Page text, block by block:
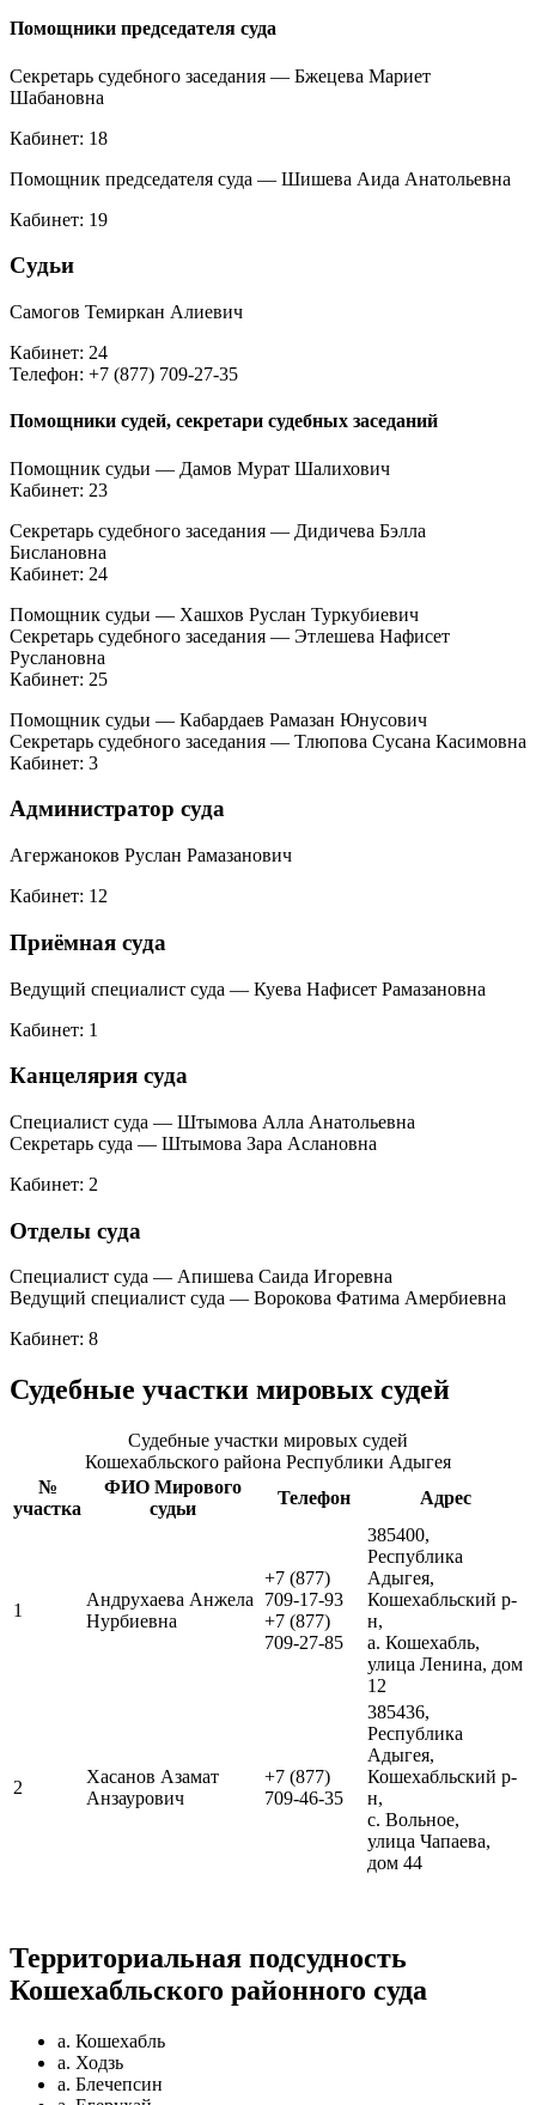
Помощники председателя суда
Секретарь судебного заседания — Бжецева Мариет
Шабановна
Кабинет: 18
Помощник председателя суда — Шишева Аида Анатольевна
Кабинет: 19
Судьи
Самогов Темиркан Алиевич
Кабинет: 24
Телефон: +7 (877) 709-27-35
Помощники судей, секретари судебных заседаний
Помощник судьи — Дамов Мурат Шалихович
Кабинет: 23
Секретарь судебного заседания — Дидичева Бэлла
Бислановна
Кабинет: 24
Помощник судьи — Хашхов Руслан Туркубиевич
Секретарь судебного заседания — Этлешева Нафисет
Руслановна
Кабинет: 25
Помощник судьи — Кабардаев Рамазан Юнусович
Секретарь судебного заседания — Тлюпова Сусана Касимовна
Кабинет: 3
Администратор суда
Агержаноков Руслан Рамазанович
Кабинет: 12
Приёмная суда
Ведущий специалист суда — Куева Нафисет Рамазановна
Кабинет: 1
Канцелярия суда
Специалист суда — Штымова Алла Анатольевна
Секретарь суда — Штымова Зара Аслановна
Кабинет: 2
Отделы суда
Специалист суда — Апишева Саида Игоревна
Ведущий специалист суда — Ворокова Фатима Амербиевна
Кабинет: 8
Судебные участки мировых судей
Судебные участки мировых судей
Кошехабльского района Республики Адыгея
№
участка
ФИО Мирового
судьи
Телефон Адрес
1
Андрухаева Анжела
Нурбиевна
+7 (877)
709-17-93
+7 (877)
709-27-85
385400,
Республика
Адыгея,
Кошехабльский р-
н,
а. Кошехабль,
улица Ленина, дом
12
2
Хасанов Азамат
Анзаурович
+7 (877)
709-46-35
385436,
Республика
Адыгея,
Кошехабльский р-
н,
с. Вольное,
улица Чапаева,
дом 44
Территориальная подсудность
Кошехабльского районного суда
а. Кошехабль
а. Ходзь
а. Блечепсин